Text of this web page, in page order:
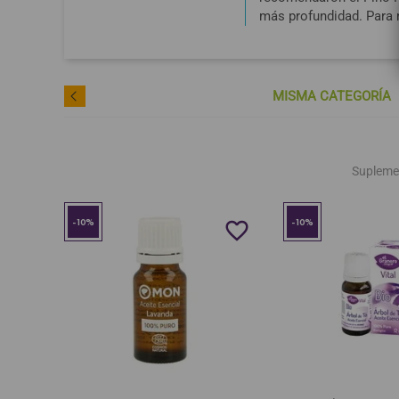
más profundidad.
MISMA CATEGORÍA
-10% favorite_border -10%